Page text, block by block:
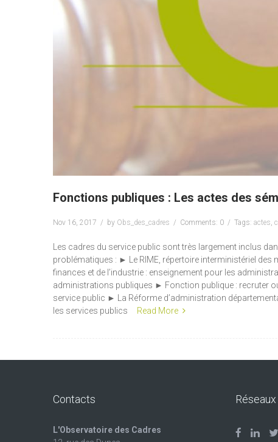
Fonctions publiques : Les actes des
Nov 16, 2017 by Obs_des_cadres Comments: 0 Tags: actes,
Les cadres du service public sont très largement inclus
problématiques : ► Le RIME, répertoire interministériel des
finances et de l’industrie : enseignement pour les
administrations publiques ► Fonction publique : recruter
service public ► La Réforme d’administration
les services publics Read More
Contacts
L'Observatoire des Cadres